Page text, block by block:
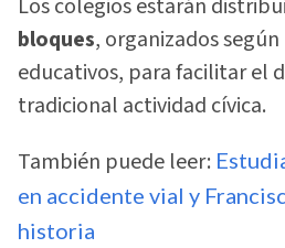
Los colegios estarán
bloques, organizados
educativos, para facilitar el
tradicional actividad cívica.
También puede leer:
en accidente vial y
historia